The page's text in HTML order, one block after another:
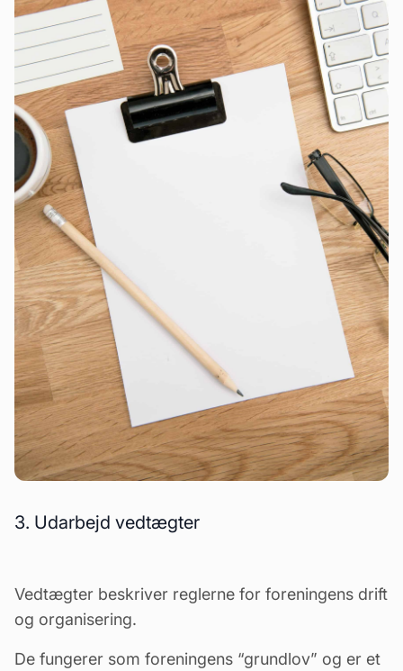
3. Udarbejd vedtægter
Vedtægter beskriver reglerne for foreningens drift
og organisering.
De fungerer som foreningens “grundlov” og er et